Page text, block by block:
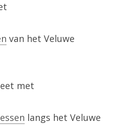
van het Veluwe
met
langs het Veluwe